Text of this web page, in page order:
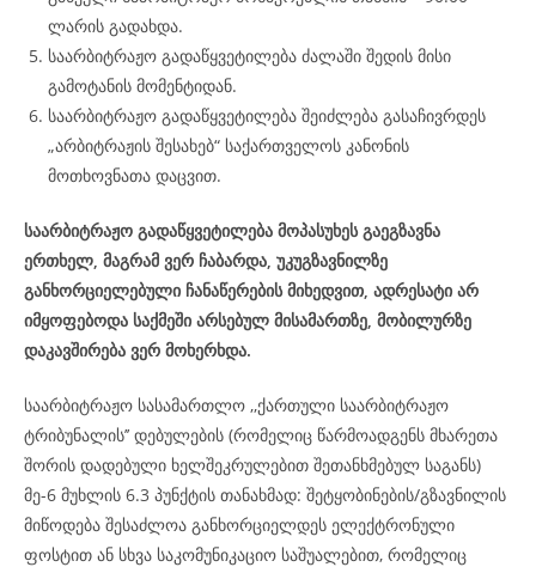
ლარის გადახდა.
საარბიტრაჟო გადაწყვეტილება ძალაში შედის მისი
გამოტანის მომენტიდან.
საარბიტრაჟო გადაწყვეტილება შეიძლება გასაჩივრდეს
„არბიტრაჟის შესახებ“ საქართველოს კანონის
მოთხოვნათა დაცვით.
საარბიტრაჟო გადაწყვეტილება მოპასუხეს გაეგზავნა
ერთხელ, მაგრამ ვერ ჩაბარდა, უკუგზავნილზე
განხორციელებული ჩანაწერების მიხედვით, ადრესატი არ
იმყოფებოდა საქმეში არსებულ მისამართზე, მობილურზე
დაკავშირება ვერ მოხერხდა.
საარბიტრაჟო სასამართლო ,,ქართული საარბიტრაჟო
ტრიბუნალის’’ დებულების (რომელიც წარმოადგენს მხარეთა
შორის დადებული ხელშეკრულებით შეთანხმებულ საგანს)
მე-6 მუხლის 6.3 პუნქტის თანახმად: შეტყობინების/გზავნილის
მიწოდება შესაძლოა განხორციელდეს ელექტრონული
ფოსტით ან სხვა საკომუნიკაციო საშუალებით, რომელიც